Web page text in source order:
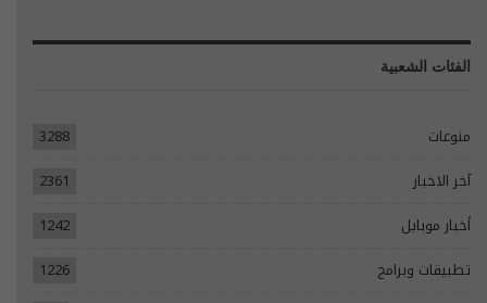
الفئات الشعبية
منوعات
3288
آخر الاخبار
2361
أخبار موبايل
1242
تطبيقات وبرامج
1226